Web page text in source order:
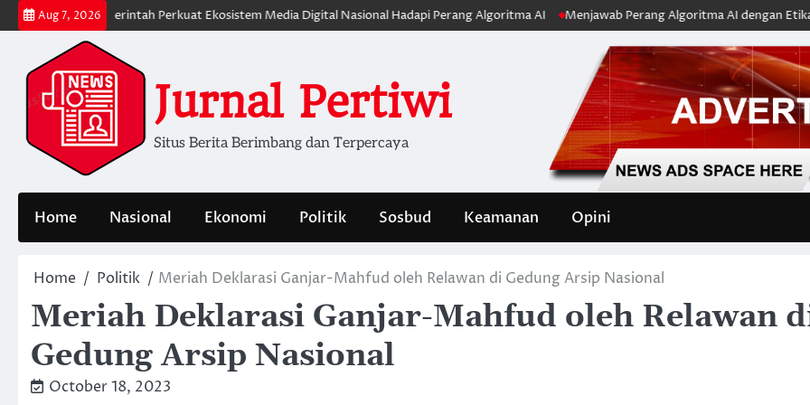
Skip
to
content
Aug 7, 2026
Pemerintah Perkuat Ekosistem Media Digital Nasional Hadapi Perang Algoritma AI Menjawab Perang Algoritma AI dengan Etika,
Jurnal Pertiwi
Situs Berita Berimbang dan Terpercaya
Home Nasional Ekonomi Politik Sosbud Keamanan Opini
Home Politik Meriah Deklarasi Ganjar-Mahfud oleh Relawan di Gedung Arsip Nasional
Meriah Deklarasi Ganjar-Mahfud oleh Relawan
Gedung Arsip Nasional
October 18, 2023